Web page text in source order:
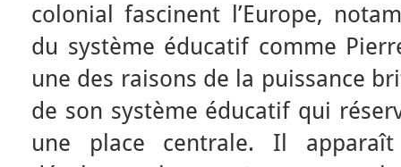
colonial fascinent l’Europe,
du système éducatif comme
une des raisons de la puissance
de son système éducatif qui
une place centrale. Il